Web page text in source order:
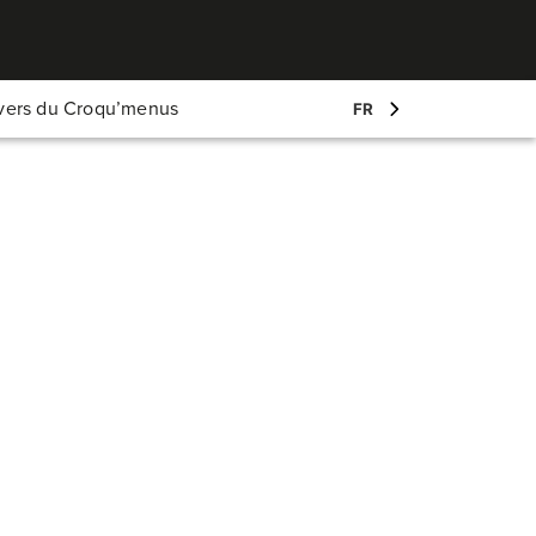
Mon compte
Log-in
du Croqu’menus FR